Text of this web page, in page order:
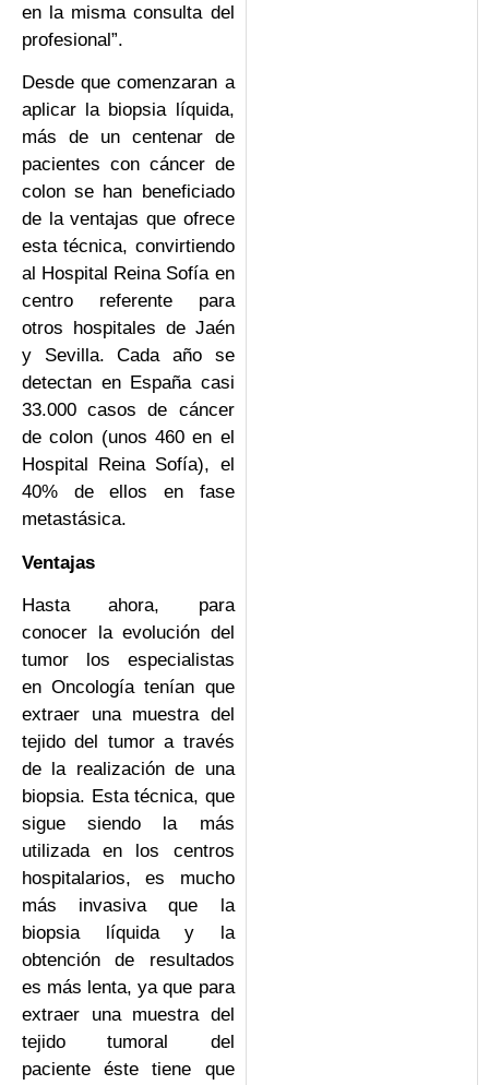
en la misma consulta del
profesional”.
Desde que comenzaran a
aplicar la biopsia líquida,
más de un centenar de
pacientes con cáncer de
colon se han beneficiado
de la ventajas que ofrece
esta técnica, convirtiendo
al Hospital Reina Sofía en
centro referente para
otros hospitales de Jaén
y Sevilla. Cada año se
detectan en España casi
33.000 casos de cáncer
de colon (unos 460 en el
Hospital Reina Sofía), el
40% de ellos en fase
metastásica.
Ventajas
Hasta ahora, para
conocer la evolución del
tumor los especialistas
en Oncología tenían que
extraer una muestra del
tejido del tumor a través
de la realización de una
biopsia. Esta técnica, que
sigue siendo la más
utilizada en los centros
hospitalarios, es mucho
más invasiva que la
biopsia líquida y la
obtención de resultados
es más lenta, ya que para
extraer una muestra del
tejido tumoral del
paciente éste tiene que